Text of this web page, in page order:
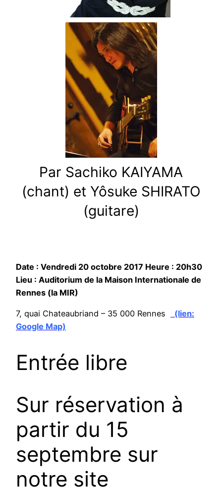
Par Sachiko KAIYAMA
(chant) et Yôsuke SHIRATO
(guitare)
Date : Vendredi 20 octobre 2017 Heure : 20h30
Lieu : Auditorium de la Maison Internationale de
Rennes (la MIR)
7, quai Chateaubriand – 35 000 Rennes
(lien:
Google Map)
Entrée libre
Sur réservation à
partir du 15
septembre sur
notre site